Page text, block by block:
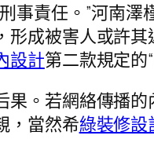
事責任。”河南
成被害人或許其
設計第二款規定的
。若網絡傳播
，當然希綠裝修設